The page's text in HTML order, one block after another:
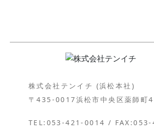
株式会社テンイチ (浜松本社)
〒435-0017浜松市中央区薬師町
TEL:053-421-0014 /